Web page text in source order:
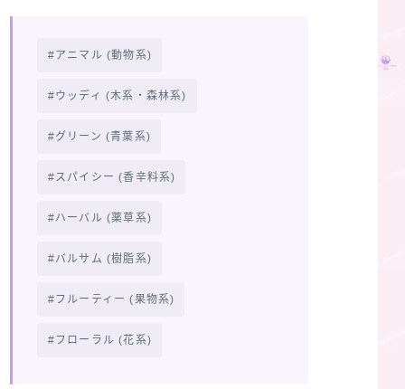
アニマル (動物系)
ウッディ (木系・森林系)
グリーン (青葉系)
スパイシー (香辛料系)
ハーバル (薬草系)
バルサム (樹脂系)
フルーティー (果物系)
フローラル (花系)